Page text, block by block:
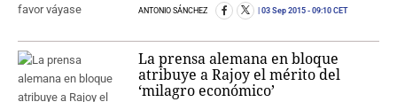
ANTONIO SÁNCHEZ 03 Sep 2015 - 09:10 CET
La prensa alemana en bloque
atribuye a Rajoy el mérito del
‘milagro económico’